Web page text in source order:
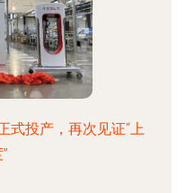
式投产，再次见证“上